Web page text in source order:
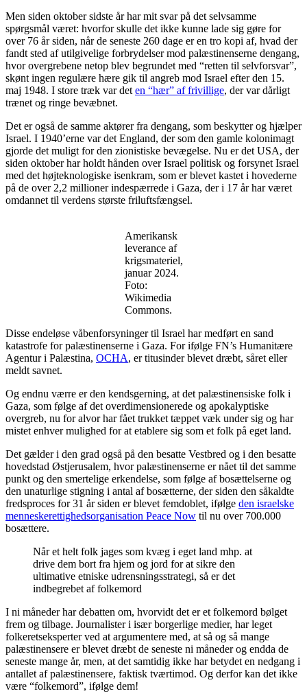
Men siden oktober sidste år har mit svar på det selvsamme
spørgsmål været: hvorfor skulle det ikke kunne lade sig gøre for
over 76 år siden, når de seneste 260 dage er en tro kopi af, hvad der
fandt sted af utilgivelige forbrydelser mod palæstinenserne dengang,
hvor overgrebene netop blev begrundet med “retten til selvforsvar”,
skønt ingen regulære hære gik til angreb mod Israel efter den 15.
maj 1948. I store træk var det en “hær” af frivillige, der var dårligt
trænet og ringe bevæbnet.
Det er også de samme aktører fra dengang, som beskytter og hjælper
Israel. I 1940’erne var det England, der som den gamle kolonimagt
gjorde det muligt for den zionistiske bevægelse. Nu er det USA, der
siden oktober har holdt hånden over Israel politisk og forsynet Israel
med det højteknologiske isenkram, som er blevet kastet i hovederne
på de over 2,2 millioner indespærrede i Gaza, der i 17 år har været
omdannet til verdens største friluftsfængsel.
Amerikansk
leverance af
krigsmateriel,
januar 2024.
Foto:
Wikimedia
Commons.
Disse endeløse våbenforsyninger til Israel har medført en sand
katastrofe for palæstinenserne i Gaza. For ifølge FN’s Humanitære
Agentur i Palæstina, OCHA, er titusinder blevet dræbt, såret eller
meldt savnet.
Og endnu værre er den kendsgerning, at det palæstinensiske folk i
Gaza, som følge af det overdimensionerede og apokalyptiske
overgreb, nu for alvor har fået trukket tæppet væk under sig og har
mistet enhver mulighed for at etablere sig som et folk på eget land.
Det gælder i den grad også på den besatte Vestbred og i den besatte
hovedstad Østjerusalem, hvor palæstinenserne er nået til det samme
punkt og den smertelige erkendelse, som følge af bosættelserne og
den unaturlige stigning i antal af bosætterne, der siden den såkaldte
fredsproces for 31 år siden er blevet femdoblet, ifølge den israelske
menneskerettighedsorganisation Peace Now til nu over 700.000
bosættere.
Når et helt folk jages som kvæg i eget land mhp. at
drive dem bort fra hjem og jord for at sikre den
ultimative etniske udrensningsstrategi, så er det
indbegrebet af folkemord
I ni måneder har debatten om, hvorvidt det er et folkemord bølget
frem og tilbage. Journalister i især borgerlige medier, har leget
folkeretseksperter ved at argumentere med, at så og så mange
palæstinensere er blevet dræbt de seneste ni måneder og endda de
seneste mange år, men, at det samtidig ikke har betydet en nedgang i
antallet af palæstinensere, faktisk tværtimod. Og derfor kan det ikke
være “folkemord”, ifølge dem!